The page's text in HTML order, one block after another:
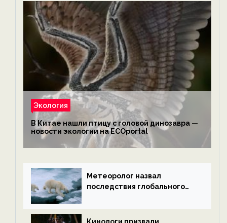
Экология
В Китае нашли птицу с головой динозавра —
новости экологии на ECOportal
Метеоролог назвал
последствия глобального
ECOportal
Кинологи призвали